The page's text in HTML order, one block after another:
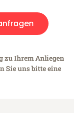
zu Ihrem Anliegen
Sie uns bitte eine